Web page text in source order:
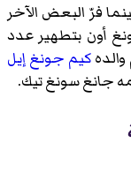
فرّ البعض الآخر
أون بتطهير عدد
كيم جونغ إيل
جانغ سونغ تيك.